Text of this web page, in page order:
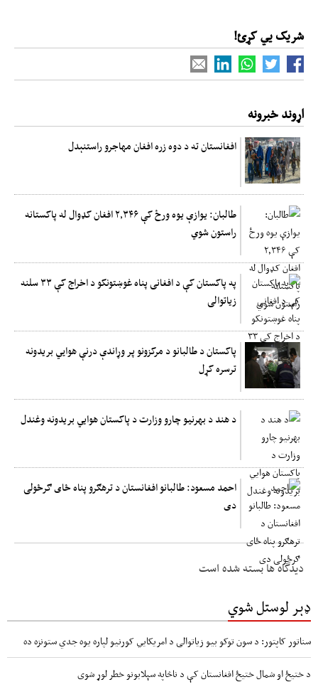
شریک یي کړئ!
اړوند خبرونه
افغانستان ته د دوه زره افغان مهاجرو راستنېدل
طالبان: یوازې یوه ورځ کې ۲,۳۴۶ افغان کډوال له پاکستانه
راستون شوي
په پاکستان کې د افغانی پناه غوښتونکو د اخراج کې ۳۳ سلنه
زیاتوالی
پاکستان د طالبانو د مرکزونو پر وړاندې درنې هوايي بریدونه
ترسره کړل
د هند د بهرنیو چارو وزارت د پاکستان هوایي بریدونه وغندل
احمد مسعود: طالبانو افغانستان د ترهګرو پناه ځای ګرځولی
دی
دیدگاه ها بسته شده است
ډېر لوستل شوي
سناتور کاپتور: د سون توکو بیو زیاتوالی د امریکایي کورنیو لپاره یوه جدي ستونزه ده
د ختیځ او شمال ختیځ افغانستان کې د ناڅاپه سېلابونو خطر لوړ شوی